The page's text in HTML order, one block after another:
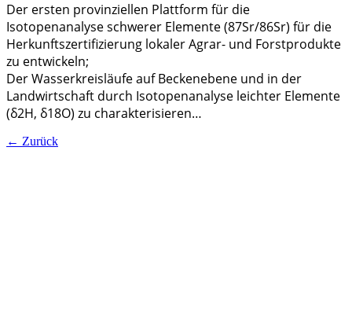
Der ersten provinziellen Plattform für die
Isotopenanalyse schwerer Elemente (87Sr/86Sr) für die
Herkunftszertifizierung lokaler Agrar- und Forstprodukte
zu entwickeln;
Der Wasserkreisläufe auf Beckenebene und in der
Landwirtschaft durch Isotopenanalyse leichter Elemente
(δ2H, δ18O) zu charakterisieren…
← Zurück